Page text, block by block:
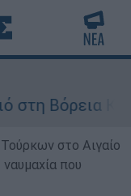
Βόρεια
στο Αιγαίο
που